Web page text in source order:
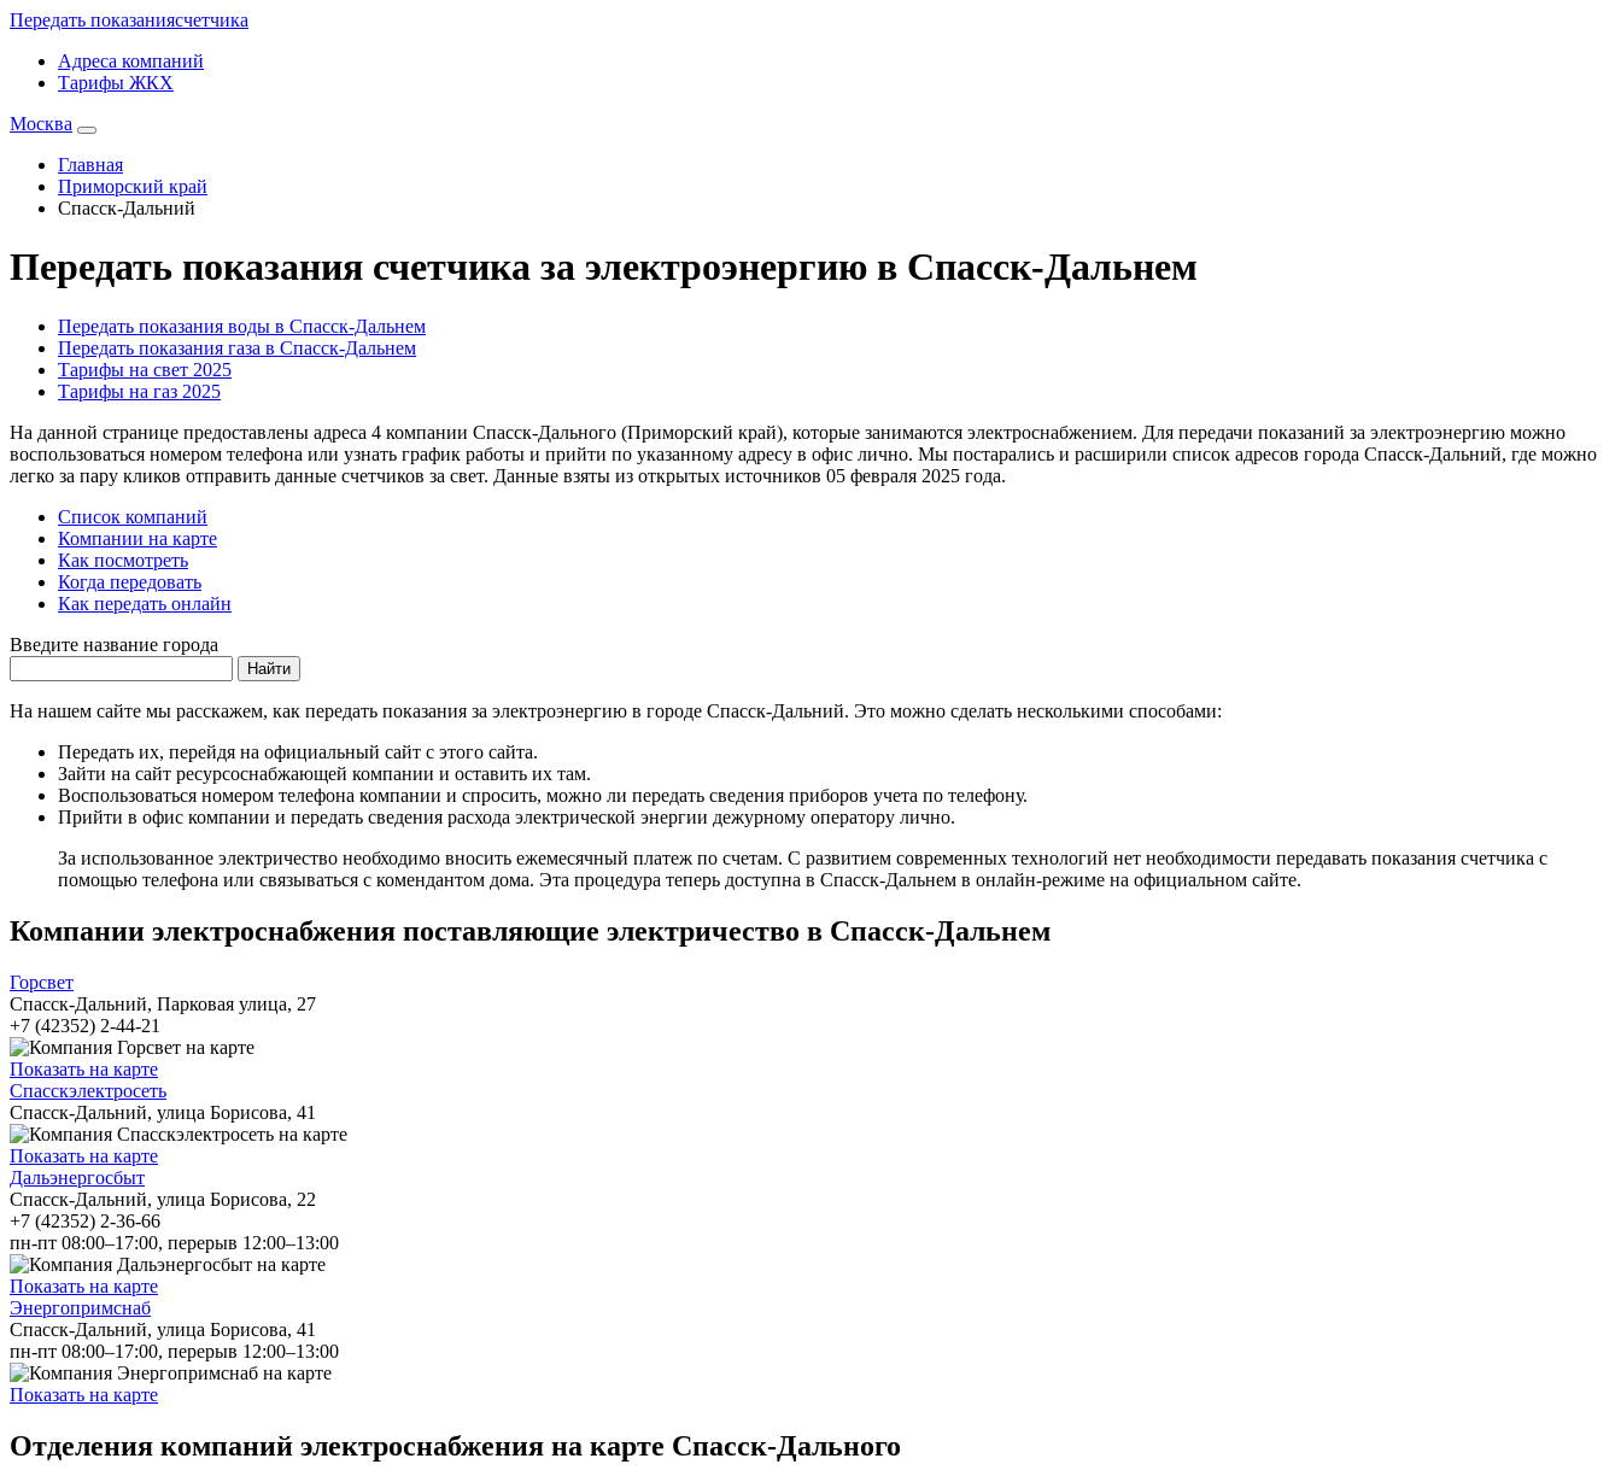
Передать показаниясчетчика
Адреса компаний
Тарифы ЖКХ
Москва
Главная
Приморский край
Спасск-Дальний
Передать показания счетчика за электроэнергию в Спасск-Дальнем
Передать показания воды в Спасск-Дальнем
Передать показания газа в Спасск-Дальнем
Тарифы на свет 2025
Тарифы на газ 2025
На данной странице предоставлены адреса 4 компании Спасск-Дального (Приморский край), которые занимаются электроснабжением. Для передачи показаний за электроэнергию можно
воспользоваться номером телефона или узнать график работы и прийти по указанному адресу в офис лично. Мы постарались и расширили список адресов города Спасск-Дальний, где можно
легко за пару кликов отправить данные счетчиков за свет. Данные взяты из открытых источников 05 февраля 2025 года.
Список компаний
Компании на карте
Как посмотреть
Когда передовать
Как передать онлайн
Введите название города
Найти
На нашем сайте мы расскажем, как передать показания за электроэнергию в городе Спасск-Дальний. Это можно сделать несколькими способами:
Передать их, перейдя на официальный сайт с этого сайта.
Зайти на сайт ресурсоснабжающей компании и оставить их там.
Воспользоваться номером телефона компании и спросить, можно ли передать сведения приборов учета по телефону.
Прийти в офис компании и передать сведения расхода электрической энергии дежурному оператору лично.
За использованное электричество необходимо вносить ежемесячный платеж по счетам. С развитием современных технологий нет необходимости передавать показания счетчика с
помощью телефона или связываться с комендантом дома. Эта процедура теперь доступна в Спасск-Дальнем в онлайн-режиме на официальном сайте.
Компании электроснабжения поставляющие электричество в Спасск-Дальнем
Горсвет
Спасск-Дальний, Парковая улица, 27
+7 (42352) 2-44-21
Показать на карте
Спасскэлектросеть
Спасск-Дальний, улица Борисова, 41
Показать на карте
Дальэнергосбыт
Спасск-Дальний, улица Борисова, 22
+7 (42352) 2-36-66
пн-пт 08:00–17:00, перерыв 12:00–13:00
Показать на карте
Энергопримснаб
Спасск-Дальний, улица Борисова, 41
пн-пт 08:00–17:00, перерыв 12:00–13:00
Показать на карте
Отделения компаний электроснабжения на карте Спасск-Дального